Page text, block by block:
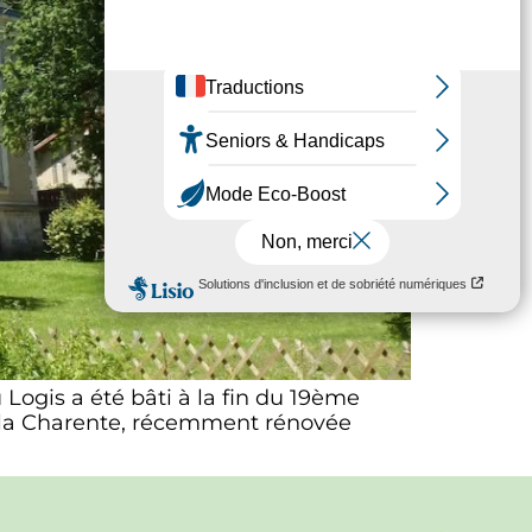
a été bâti à la fin du 19ème
Charente, récemment rénovée